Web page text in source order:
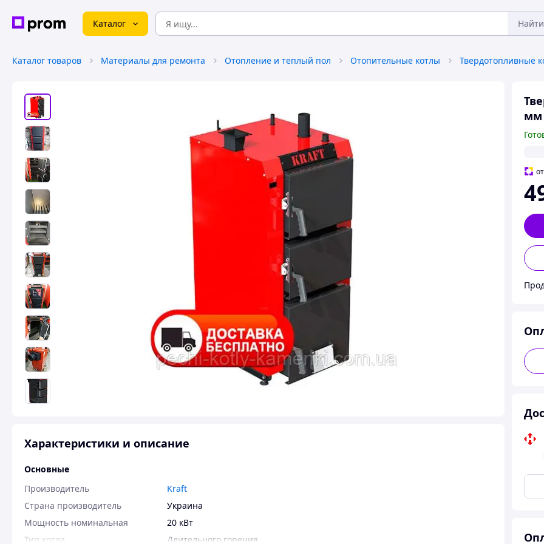
Каталог Найти
Каталог товаров Материалы для ремонта Отопление и теплый пол Отопительные котлы Твердотопливные
мм
от
Характеристики и описание
Основные
Производитель
Kraft
Страна производитель
Украина
Мощность номинальная
20 кВт
Тип котла
Длительного горения